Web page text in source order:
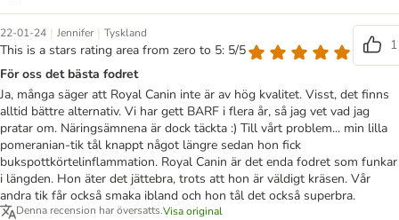
22-01-24 | Jennifer | Tyskland
This is a stars rating area from zero to 5: 5/5
1
För oss det bästa fodret
Ja, många säger att Royal Canin inte är av hög kvalitet. Visst, det finns
alltid bättre alternativ. Vi har gett BARF i flera år, så jag vet vad jag
pratar om. Näringsämnena är dock täckta :) Till vårt problem... min lilla
pomeranian-tik tål knappt något längre sedan hon fick
bukspottkörtelinflammation. Royal Canin är det enda fodret som funkar
i längden. Hon äter det jättebra, trots att hon är väldigt kräsen. Vår
andra tik får också smaka ibland och hon tål det också superbra.
Denna recension har översatts.Visa original